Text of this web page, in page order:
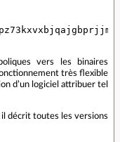
vers les binaires
très flexible
d’un logiciel attribuer tel
il décrit toutes les versions